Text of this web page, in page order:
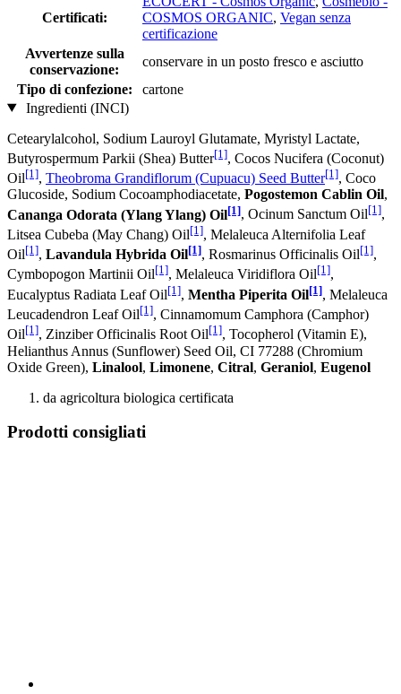
Certificati:
COSMOS ORGANIC, Vegan senza
certificazione
Avvertenze sulla
conservazione:
conservare in un posto fresco e asciutto
Tipo di confezione:
cartone
Ingredienti (INCI)
Cetearylalcohol, Sodium Lauroyl Glutamate, Myristyl Lactate,
Butyrospermum Parkii (Shea) Butter[1], Cocos Nucifera (Coconut)
Oil[1], Theobroma Grandiflorum (Cupuacu) Seed Butter[1], Coco
Glucoside, Sodium Cocoamphodiacetate, Pogostemon Cablin Oil,
Cananga Odorata (Ylang Ylang) Oil[1], Ocinum Sanctum Oil[1],
Litsea Cubeba (May Chang) Oil[1], Melaleuca Alternifolia Leaf
Oil[1], Lavandula Hybrida Oil[1], Rosmarinus Officinalis Oil[1],
Cymbopogon Martinii Oil[1], Melaleuca Viridiflora Oil[1],
Eucalyptus Radiata Leaf Oil[1], Mentha Piperita Oil[1], Melaleuca
Leucadendron Leaf Oil[1], Cinnamomum Camphora (Camphor)
Oil[1], Zinziber Officinalis Root Oil[1], Tocopherol (Vitamin E),
Helianthus Annus (Sunflower) Seed Oil, CI 77288 (Chromium
Oxide Green), Linalool, Limonene, Citral, Geraniol, Eugenol
da agricoltura biologica certificata
Prodotti consigliati